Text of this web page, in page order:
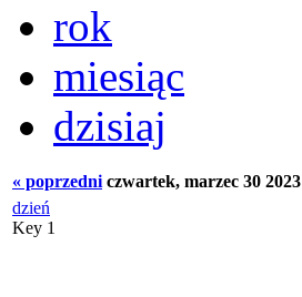
rok
miesiąc
dzisiaj
« poprzedni czwartek, marzec 30 2023
dzień
Key 1